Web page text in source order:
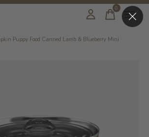
0items
Puppy Food Canned Lamb & Blueberry Mini